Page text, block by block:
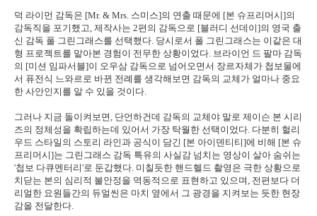
덕 라이먼 감독은 [Mr. & Mrs. 스미스]의 연출 때문에 [본 슈프리머시]의
감독직을 포기했고, 제작사는 2편의 감독으로 [블러디 선데이]의 영국 출
신 감독 폴 그린그래스를 선택했다. 당시로서 폴 그린그래스는 이같은 대
형 프로젝트를 맡아본 경험이 전무한 상황이었다. 브라이언 드 팔마 감독
의 [미션 임파서블]이 오우삼 감독으로 넘어오면서 장르자체가 첩보물에
서 퓨전식 느와르로 바뀐 전례를 생각해보면 감독의 교체가 얼마나 중요
한 사안인지를 알 수 있을 것이다.
그러나 지금 돌이켜보면, 단언하건데 감독의 교체야 말로 제이슨 본 시리
즈의 정체성을 확립하는데 있어서 가장 탁월한 선택이었다. 다분히 헐리
우드 스타일의 스토리 라인과 공식이 담긴 [본 아이덴티티]에 비해 [본 슈
프리머시]는 그린그래스 감독 특유의 사실감 넘치는 영상이 살아 숨쉬는
'첩보 다큐멘터리'로 둔갑했다. 미칠듯한 핸드헬드 촬영은 극한 상황으로
치닫는 본의 심리적 불안정을 역동적으로 표현하고 있으며, 전편보다 더
리얼한 요원들간의 듀얼씬은 마치 옆에서 그 광경을 지켜보는 듯한 현장
감을 전달한다.